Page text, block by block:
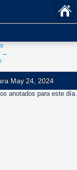
→
May 24, 2024
anotados para este día.